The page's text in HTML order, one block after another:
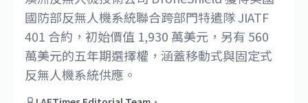
國防部反無人機系統聯合跨部門特遣隊 JIATF
401 合約，初始價值 1,930 萬美元，另有 560
萬美元的五年期選擇權，涵蓋移動式與固定式
反無人機系統供應。